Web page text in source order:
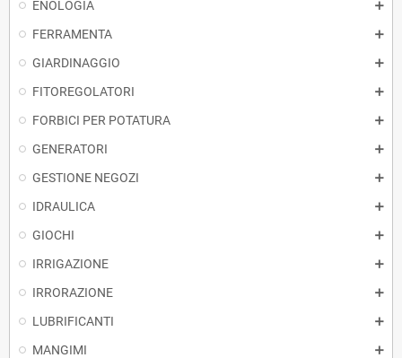
ENOLOGIA
FERRAMENTA
GIARDINAGGIO
FITOREGOLATORI
FORBICI PER POTATURA
GENERATORI
GESTIONE NEGOZI
IDRAULICA
GIOCHI
IRRIGAZIONE
IRRORAZIONE
LUBRIFICANTI
MANGIMI